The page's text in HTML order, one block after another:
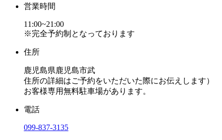
営業時間
11:00~21:00
※完全予約制となっております
住所
鹿児島県鹿児島市武
住所の詳細はご予約をいただいた際にお伝えします）
お客様専用無料駐車場があります。
電話
099-837-3135